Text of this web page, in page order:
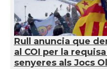
Rull anuncia que
al COI per la
senyeres als Jocs